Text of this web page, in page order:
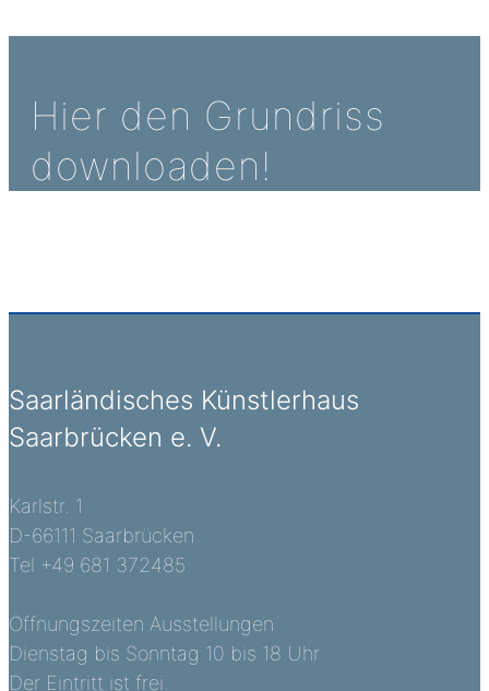
Hier den Grundriss
downloaden!
Saarländisches Künstlerhaus
Saarbrücken e. V.
Karlstr. 1
D-66111 Saarbrücken
Tel +49 681 372485
Öffnungszeiten Ausstellungen
Dienstag bis Sonntag 10 bis 18 Uhr
Der Eintritt ist frei.